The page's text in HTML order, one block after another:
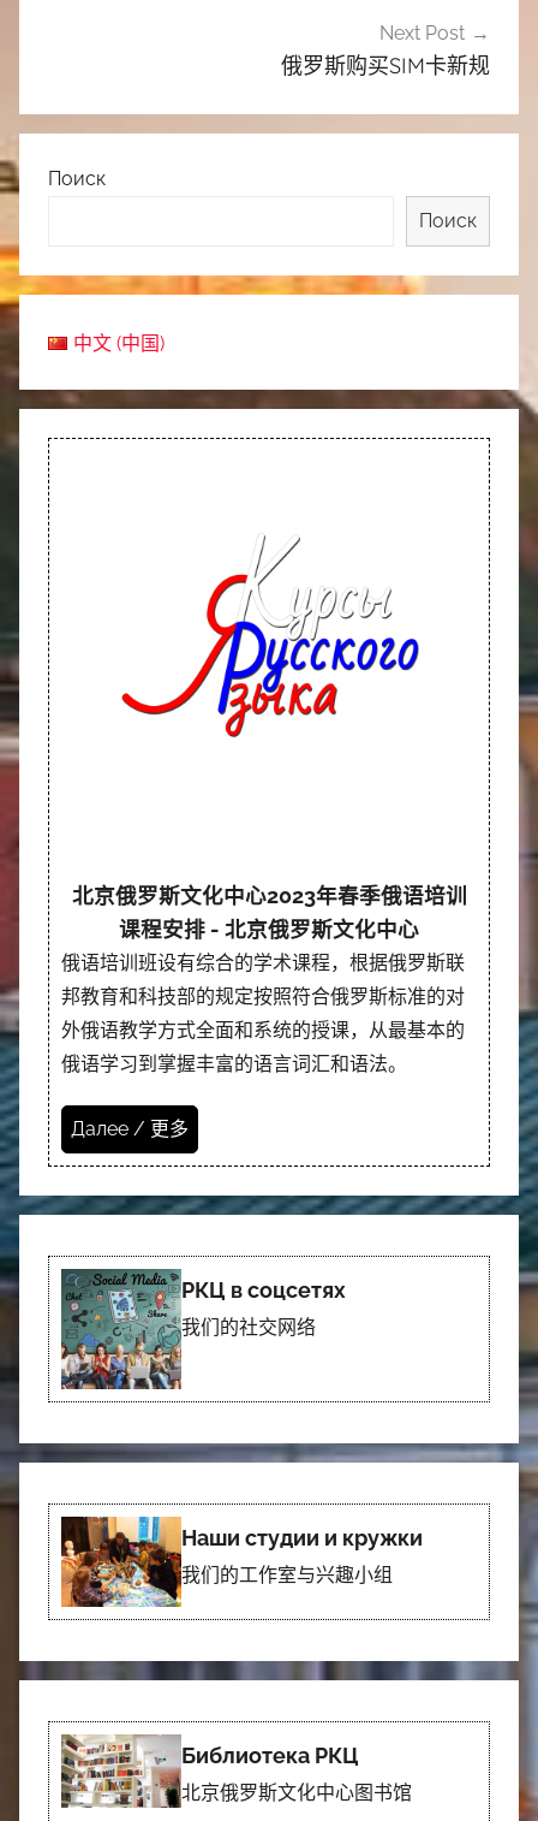
Next Post
俄罗斯购买SIM卡新规
Поиск
Поиск
中文 (中国)
北京俄罗斯文化中心2023年春季俄语培训
课程安排 - 北京俄罗斯文化中心
俄语培训班设有综合的学术课程，根据俄罗斯联
邦教育和科技部的规定按照符合俄罗斯标准的对
外俄语教学方式全面和系统的授课，从最基本的
俄语学习到掌握丰富的语言词汇和语法。
Далее / 更多
РКЦ в соцсетях
我们的社交网络
Наши студии и кружки
我们的工作室与兴趣小组
Библиотека РКЦ
北京俄罗斯文化中心图书馆